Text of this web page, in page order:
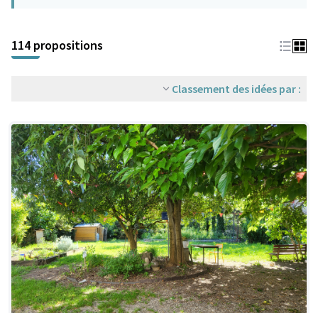
114 propositions
Classement des idées par :